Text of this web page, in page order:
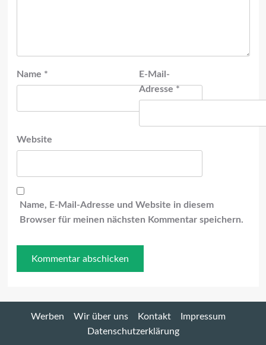
Name *
E-Mail-
Adresse *
Website
Name, E-Mail-Adresse und Website in diesem
Browser für meinen nächsten Kommentar speichern.
Werben Wir über uns Kontakt
Impressum
Datenschutzerklärung